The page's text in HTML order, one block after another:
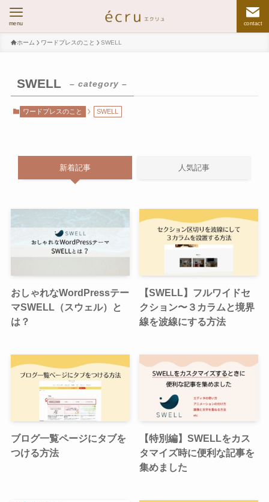
contact
menu
ホーム ワードプレスのこと SWELL
SWELL – category –
ワードプレスのこと SWELL
新着記事 人気記事
おしゃれなWordPressテー
マSWELL（スウェル）と
は？
【SWELL】フルワイドセ
クション〜３カラムと境界
線を波線にする方法
ブログ一覧ページにタブを
つける方法
【特別編】SWELLをカス
タマイズ時に便利な記事を
集めました